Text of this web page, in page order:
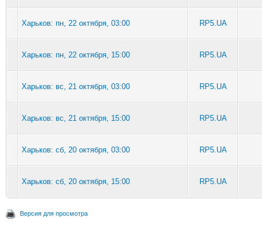
Харьков: пн, 22 октября, 03:00 RP5.UA
Харьков: пн, 22 октября, 15:00 RP5.UA
Харьков: вс, 21 октября, 03:00 RP5.UA
Харьков: вс, 21 октября, 15:00 RP5.UA
Харьков: сб, 20 октября, 03:00 RP5.UA
Харьков: сб, 20 октября, 15:00 RP5.UA
Версия для просмотра